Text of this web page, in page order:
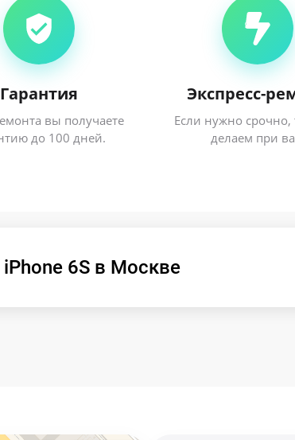
Гарантия
вы получаете
до 100 дней.
Экспресс-
Если нужно срочно,
делаем при
6S в Москве